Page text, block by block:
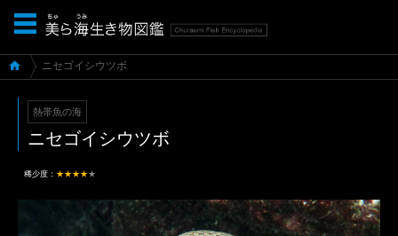
ニセゴイシウツボ
熱帯魚の海
ニセゴイシウツボ
稀少度： ★★★★ ★